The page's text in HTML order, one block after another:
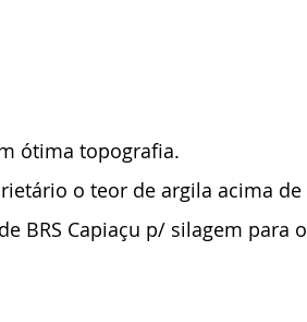
ótima topografia.
o teor de argila acima de
BRS Capiaçu p/ silagem para o